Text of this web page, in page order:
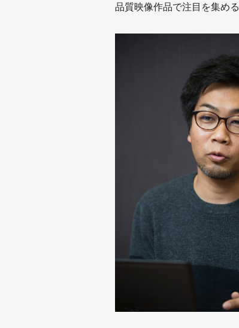
品質映像作品で注目を集める